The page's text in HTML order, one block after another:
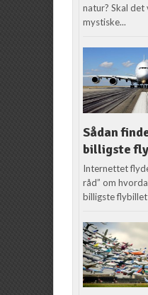
natur? Skal
mystiske...
Sådan
billigste
Internettet
råd” om
billigste